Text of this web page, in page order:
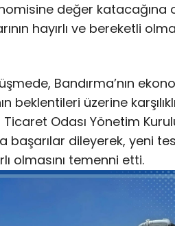
değer katacağına
hayırlı ve bereketli
Bandırma’nın
beklentileri üzerine karşılıklı
Odası Yönetim
başarılar dileyerek, yeni
olmasını temenni etti.